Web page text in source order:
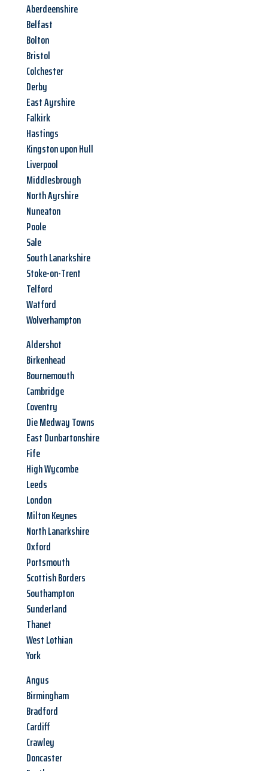
Aberdeenshire
Belfast
Bolton
Bristol
Colchester
Derby
East Ayrshire
Falkirk
Hastings
Kingston upon Hull
Liverpool
Middlesbrough
North Ayrshire
Nuneaton
Poole
Sale
South Lanarkshire
Stoke-on-Trent
Telford
Watford
Wolverhampton
Aldershot
Birkenhead
Bournemouth
Cambridge
Coventry
Die Medway Towns
East Dunbartonshire
Fife
High Wycombe
Leeds
London
Milton Keynes
North Lanarkshire
Oxford
Portsmouth
Scottish Borders
Southampton
Sunderland
Thanet
West Lothian
York
Angus
Birmingham
Bradford
Cardiff
Crawley
Doncaster